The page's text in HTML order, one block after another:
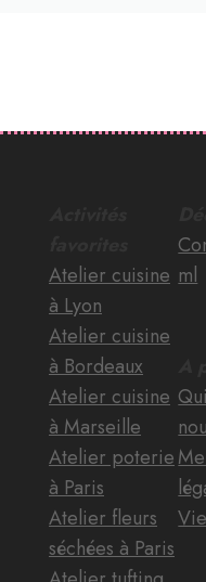
Atelier cuisine
à Lyon
Atelier cuisine
à Bordeaux
Atelier cuisine
à Marseille
Atelier poterie
à Paris
Atelier fleurs
séchées à Paris
ml